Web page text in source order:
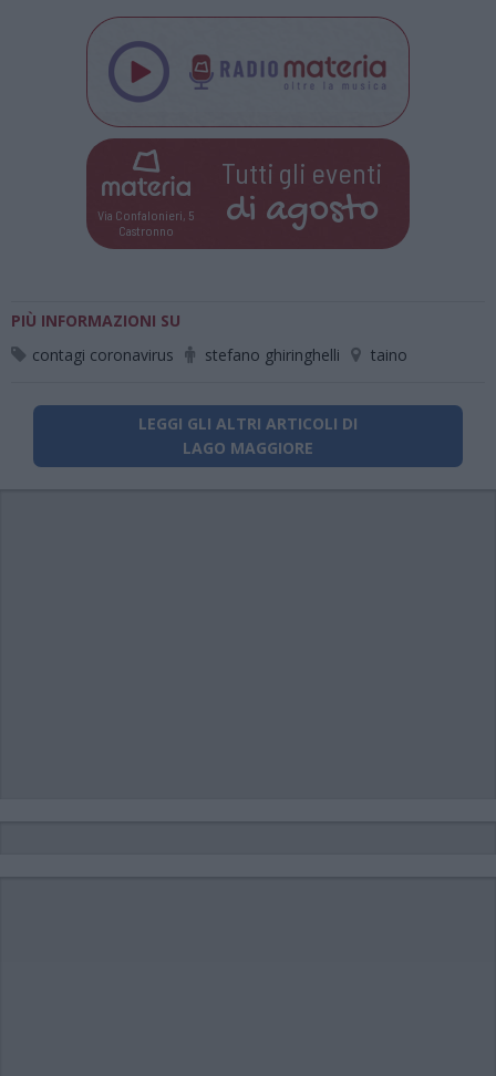
Via Confalonieri, 5
Castronno
Tutti gli eventi
di agosto
PIÙ INFORMAZIONI SU
contagi coronavirus
stefano ghiringhelli taino
LEGGI GLI ALTRI ARTICOLI DI
LAGO MAGGIORE